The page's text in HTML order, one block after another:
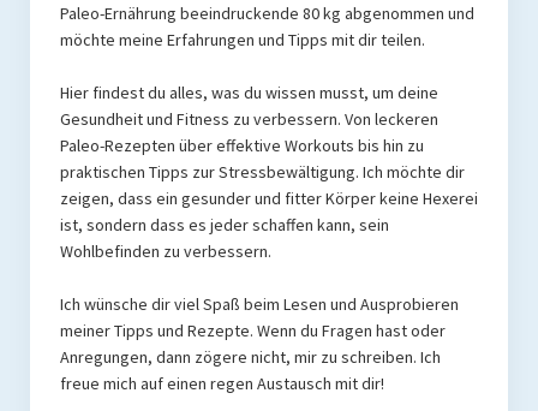
Abnehmen mit Paleo
Zunehmen mit Paleo
Gehirn-Pflege Kochbuch
Paleo Bücher kaufen
Pawel M. Konefal
Publikationen
Paleo-Ernährung beeindruckende 80 kg abgenommen und
möchte meine Erfahrungen und Tipps mit dir teilen.
Hier findest du alles, was du wissen musst, um deine
Gesundheit und Fitness zu verbessern. Von leckeren
Paleo-Rezepten über effektive Workouts bis hin zu
praktischen Tipps zur Stressbewältigung. Ich möchte dir
zeigen, dass ein gesunder und fitter Körper keine Hexerei
ist, sondern dass es jeder schaffen kann, sein
Wohlbefinden zu verbessern.
Ich wünsche dir viel Spaß beim Lesen und Ausprobieren
meiner Tipps und Rezepte. Wenn du Fragen hast oder
Anregungen, dann zögere nicht, mir zu schreiben. Ich
freue mich auf einen regen Austausch mit dir!